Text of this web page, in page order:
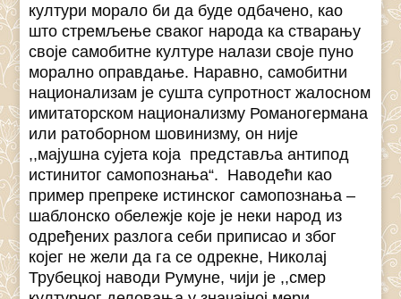
култури морало би да буде одбачено, као
што стремљење сваког народа ка стварању
своје самобитне културе налази своје пуно
морално оправдање. Наравно, самобитни
национализам је сушта супротност жалосном
имитаторском национализму Романогермана
или ратоборном шовинизму, он није
,,мајушна сујета која представља антипод
истинитог самопознања“. Наводећи као
пример препреке истинског самопознања –
шаблонско обележје које је неки народ из
одређених разлога себи приписао и због
којег не жели да га се одрекне, Николај
Трубецкој наводи Румуне, чији је ,,смер